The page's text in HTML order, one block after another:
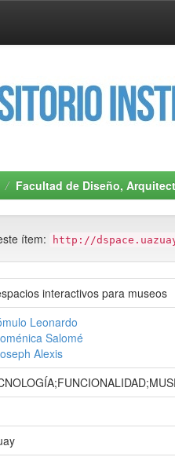
Facultad de Diseño,
ítem: http://
interactivos para museos
Leonardo
Salomé
Alexis